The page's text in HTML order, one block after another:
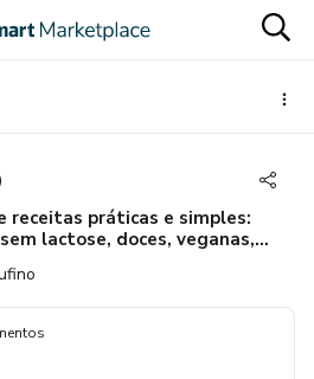
)
receitas práticas e simples:
lactose, doces, veganas,